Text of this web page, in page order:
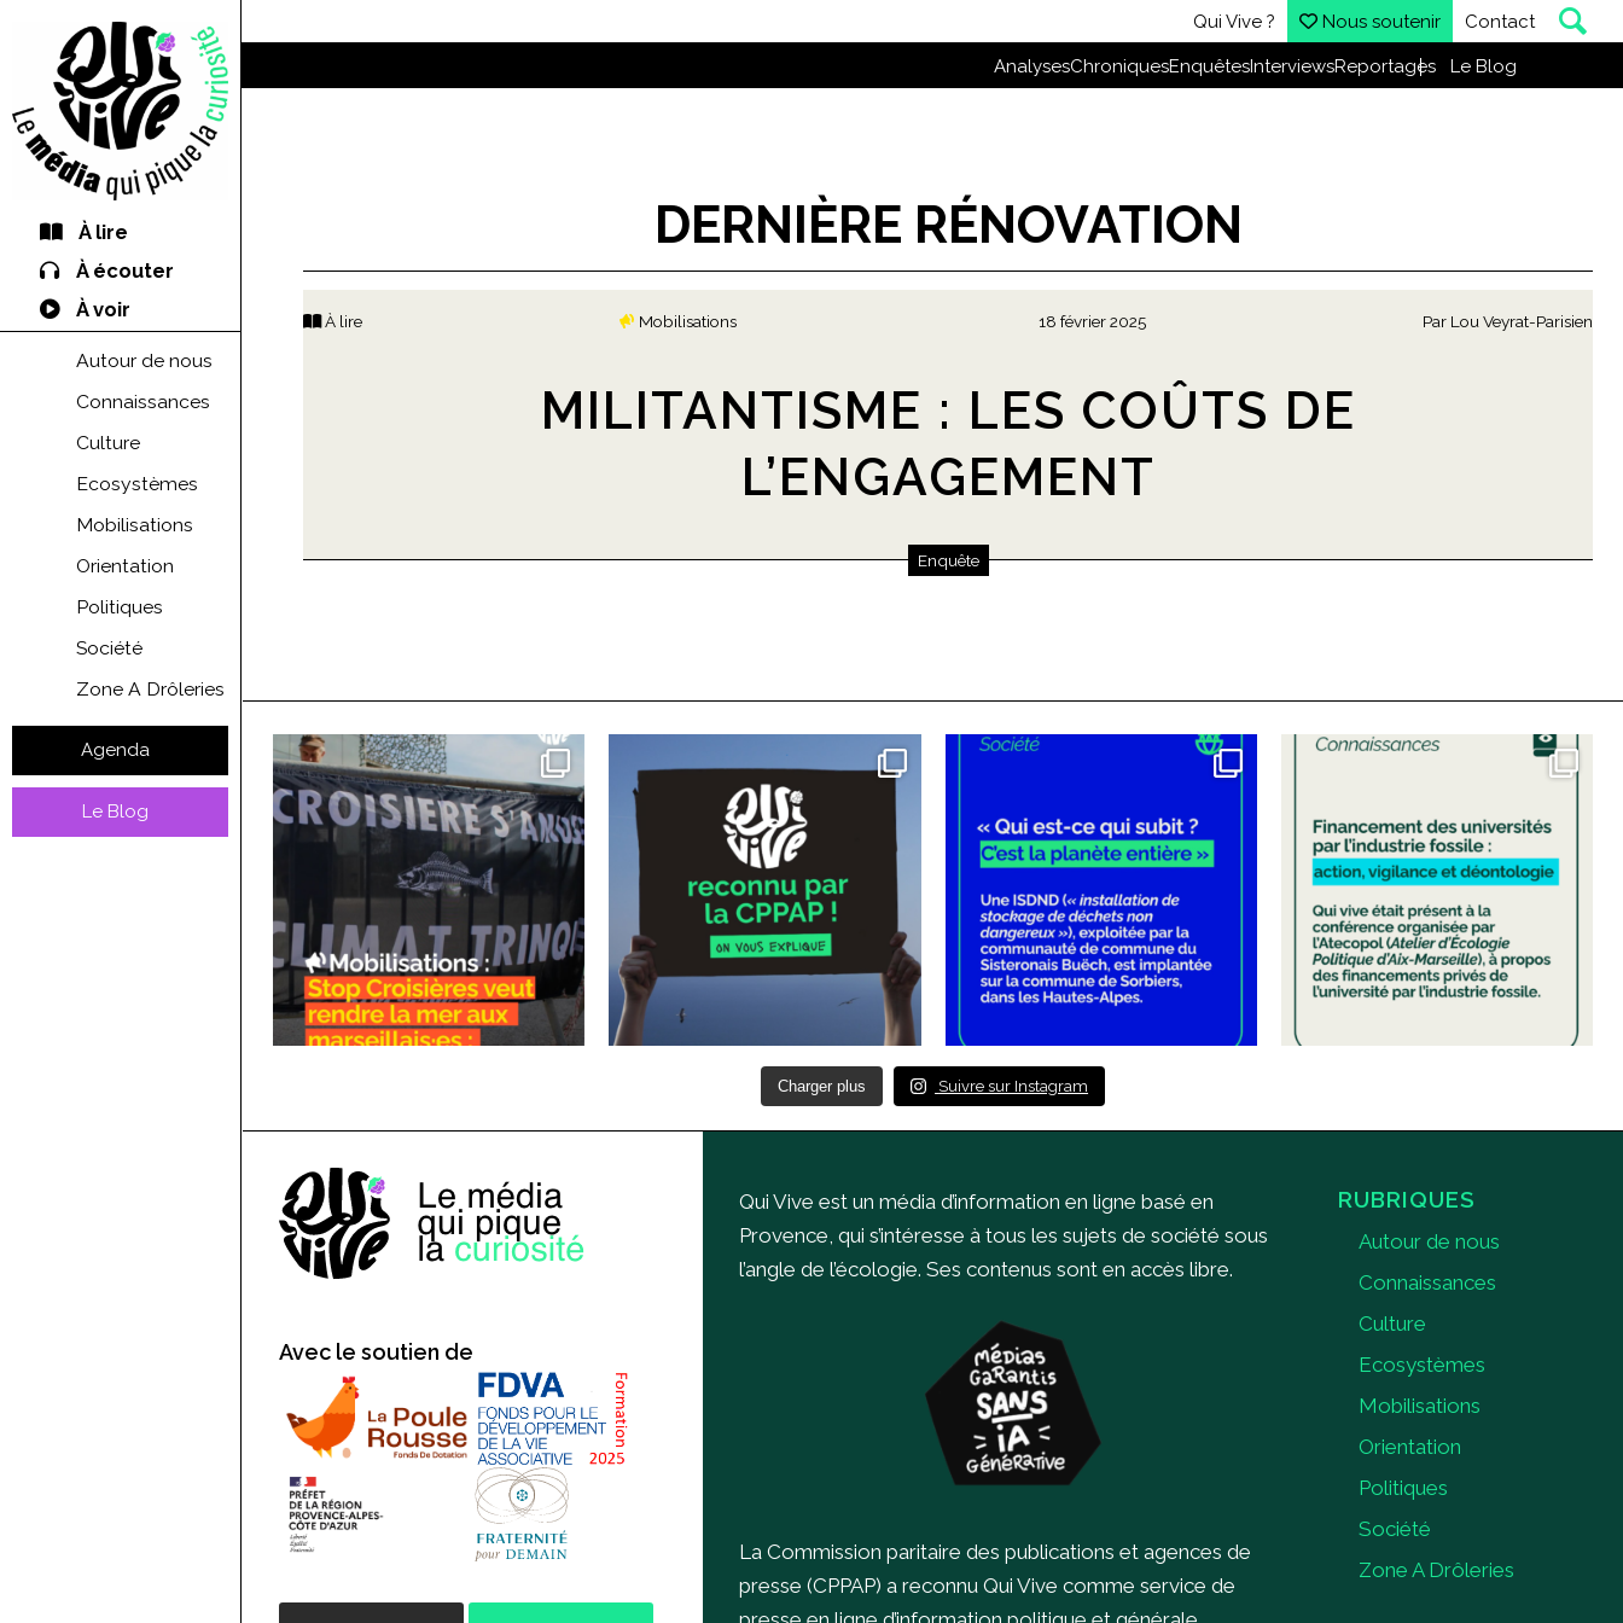
Qui Vive ? Nous soutenir Contact
AnalysesChroniquesEnquêtesInterviewsReportages Le Blog
À lire
À écouter
À voir
Autour de nous
Connaissances
Culture
Ecosystèmes
Mobilisations
Orientation
Politiques
Société
Zone A Drôleries
Agenda
Le Blog
DERNIÈRE RÉNOVATION
À lire Mobilisations 18 février 2025 Par Lou Veyrat-Parisien
MILITANTISME : LES COÛTS DE
L’ENGAGEMENT
Enquête
Charger plus Suivre sur Instagram
Avec le soutien de
Qui Vive est un média d’information en ligne basé en
Provence, qui s’intéresse à tous les sujets de société sous
l’angle de l’écologie. Ses contenus sont en accès libre.
La Commission paritaire des publications et agences de
presse (CPPAP) a reconnu Qui Vive comme service de
RUBRIQUES
Autour de nous
Connaissances
Culture
Ecosystèmes
Mobilisations
Orientation
Politiques
Société
Zone A Drôleries